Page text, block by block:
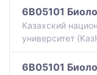
6B05101
Казахский
университет
6B05101